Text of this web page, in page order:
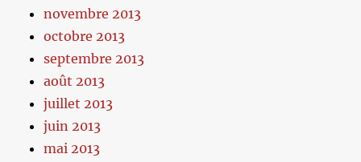
novembre 2013
octobre 2013
septembre 2013
août 2013
juillet 2013
juin 2013
mai 2013